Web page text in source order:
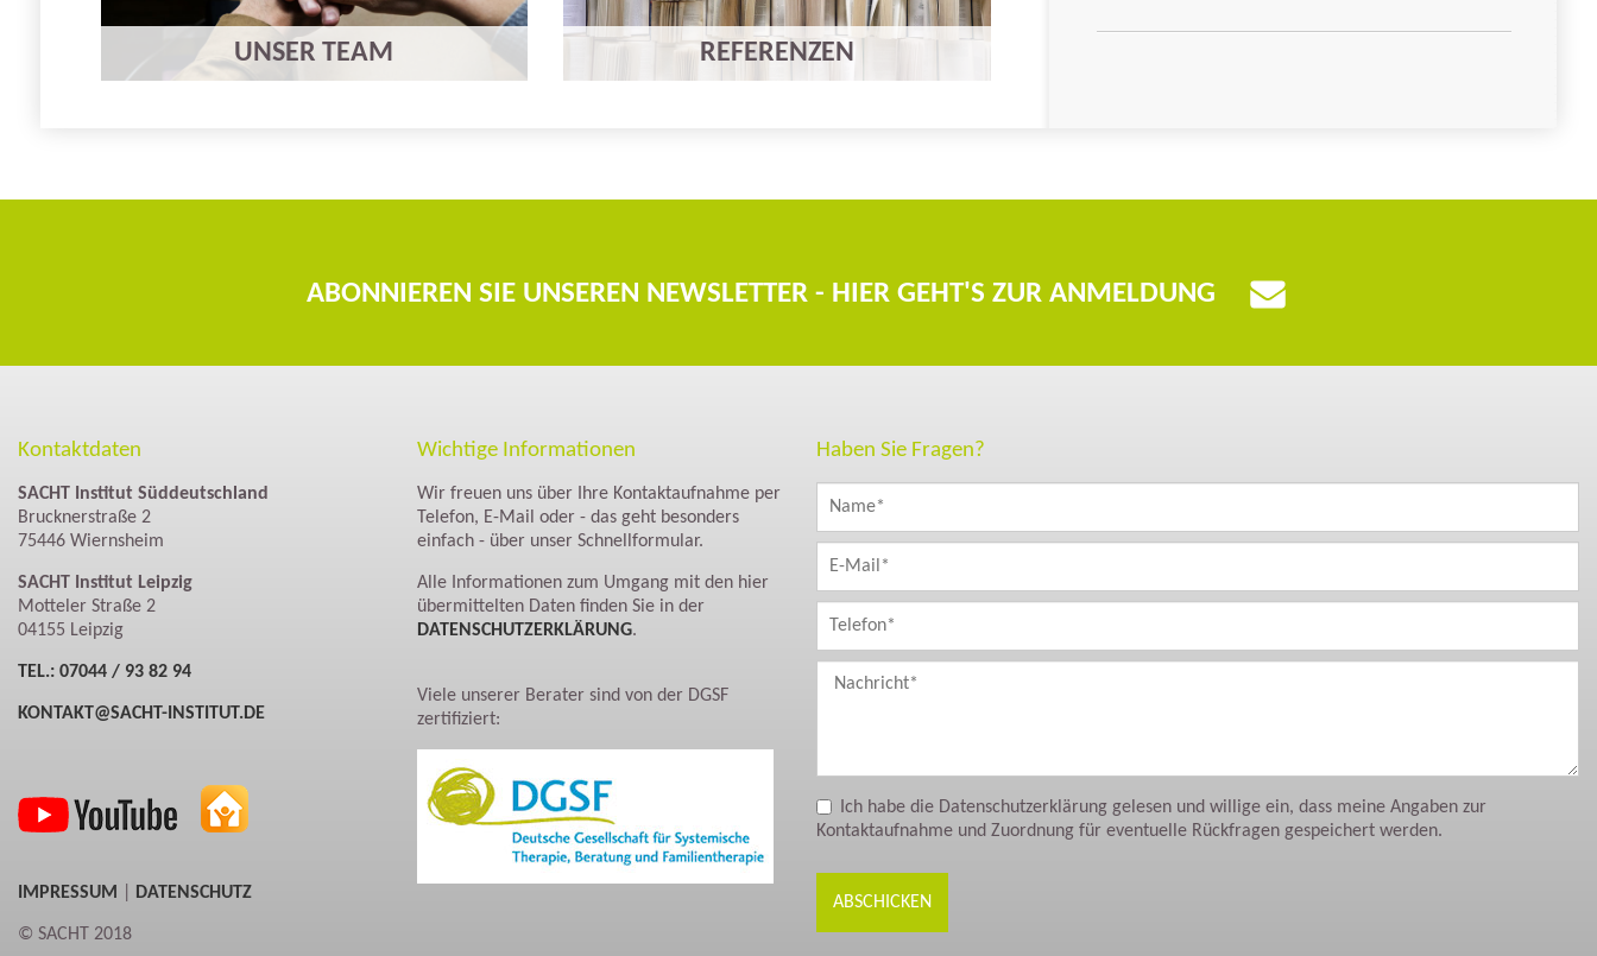
UNSER TEAM REFERENZEN
ABONNIEREN SIE UNSEREN NEWSLETTER - HIER GEHT'S ZUR ANMELDUNG
Kontaktdaten
SACHT Institut Süddeutschland
Brucknerstraße 2
75446 Wiernsheim
SACHT Institut Leipzig
Motteler Straße 2
04155 Leipzig
TEL.: 07044 / 93 82 94
KONTAKT@SACHT-INSTITUT.DE
IMPRESSUM DATENSCHUTZ
© SACHT 2018
Wichtige Informationen
Wir freuen uns über Ihre Kontaktaufnahme per
Telefon, E-Mail oder - das geht besonders
einfach - über unser Schnellformular.
Alle Informationen zum Umgang mit den hier
übermittelten Daten finden Sie in der
DATENSCHUTZERKLÄRUNG.
Viele unserer Berater sind von der DGSF
zertifiziert:
Haben Sie Fragen?
Ich habe die Datenschutzerklärung gelesen und willige ein, dass meine Angaben zur
Kontaktaufnahme und Zuordnung für eventuelle Rückfragen gespeichert werden.
ABSCHICKEN